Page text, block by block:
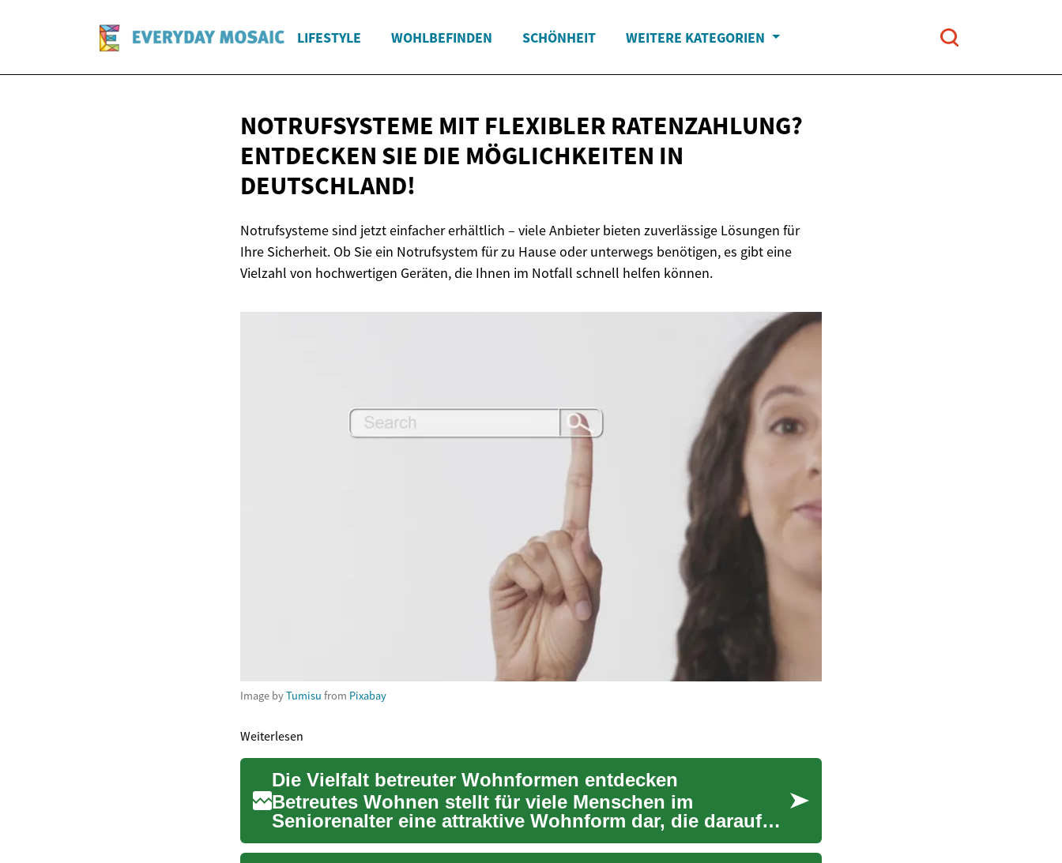
LIFESTYLE WOHLBEFINDEN SCHÖNHEIT WEITERE KATEGORIEN
NOTRUFSYSTEME MIT FLEXIBLER RATENZAHLUNG?
ENTDECKEN SIE DIE MÖGLICHKEITEN IN
DEUTSCHLAND!
Notrufsysteme sind jetzt einfacher erhältlich – viele Anbieter bieten zuverlässige Lösungen für
Ihre Sicherheit. Ob Sie ein Notrufsystem für zu Hause oder unterwegs benötigen, es gibt eine
Vielzahl von hochwertigen Geräten, die Ihnen im Notfall schnell helfen können.
Image byTumisu from Pixabay
Weiterlesen
Die Vielfalt betreuter Wohnformen entdecken
Betreutes Wohnen stellt für viele Menschen im
Seniorenalter eine attraktive Wohnform dar, die darauf
abzielt, ein sel...